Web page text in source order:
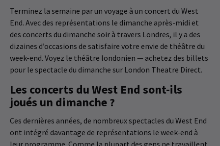
Terminez la semaine par un voyage à un concert du West
End. Avec des représentations le dimanche après-midi et
des concerts du dimanche soir à travers Londres, il y a des
dizaines d’occasions de satisfaire votre envie de théâtre du
week-end. Voyez le théâtre londonien — achetez des billets
pour le spectacle du dimanche sur London Theatre Direct.
Les concerts du West End sont-ils
joués un dimanche ?
Ces dernières années, de nombreux spectacles du West End
ont intégré davantage de représentations le week-end à
leur programme. Comme la plupart des gens ne travaillent